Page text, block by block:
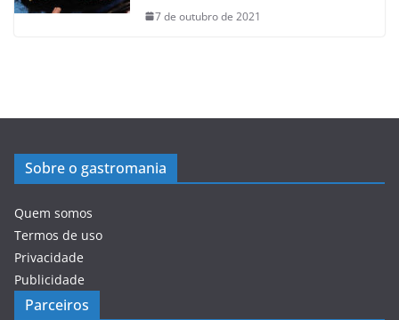
7 de outubro de 2021
Sobre o gastromania
Quem somos
Termos de uso
Privacidade
Publicidade
Parceiros